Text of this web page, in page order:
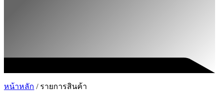
หน้าหลัก / รายการสินค้า